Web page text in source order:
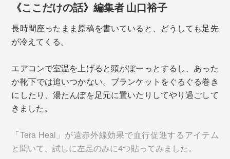
本品を使用したモニターにアンケートを実施したとこ
ろ、肩こり・腰痛に関して、9割が「症状が改善した」
ど、改善を実感する人が増えることも分かりました。
電気や火を使うわけではないのに、じんわり温まるのを
感じる。数時間後には、がんこなコリがほぐれ、腰が軽
《ここだけの話》編集者 山口裕子
長時間座ったまま原稿を書いていると、どうしても足先
が冷えてくる。
エアコンで室温を上げると頭がぼーっとするし、あった
か靴下では追いつかない。ブランケットをぐるぐる巻き
にしたり、湯たんぽを足元に置いたりしてやり過ごして
きました。
「Tera Heal」が遠赤外線効果で血行促進するアイテム
と聞いて、試しに左足のみに4つ貼ってみました。